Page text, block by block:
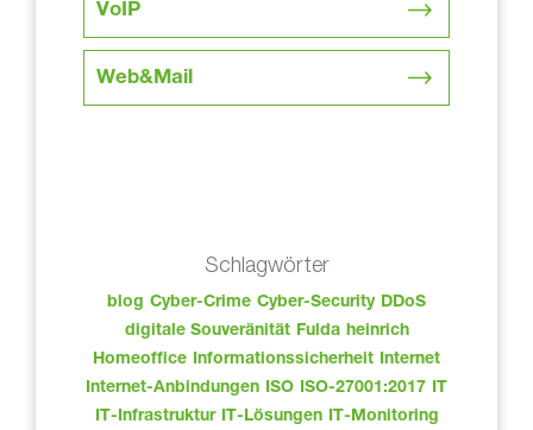
VoIP
Web&Mail
Schlagwörter
blog Cyber-Crime Cyber-Security DDoS
digitale Souveränität Fulda heinrich
Homeoffice Informationssicherheit Internet
Internet-Anbindungen ISO ISO-27001:2017 IT
IT-Infrastruktur IT-Lösungen IT-Monitoring